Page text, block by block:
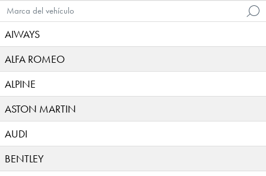
Marca del vehículo
AIWAYS
ALFA ROMEO
ALPINE
ASTON MARTIN
AUDI
BENTLEY